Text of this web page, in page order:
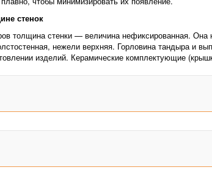
стенок
толщина стенки — величина нефиксированная.
нежели верхняя. Горловина тандыра и
изделий. Керамические комплектующие